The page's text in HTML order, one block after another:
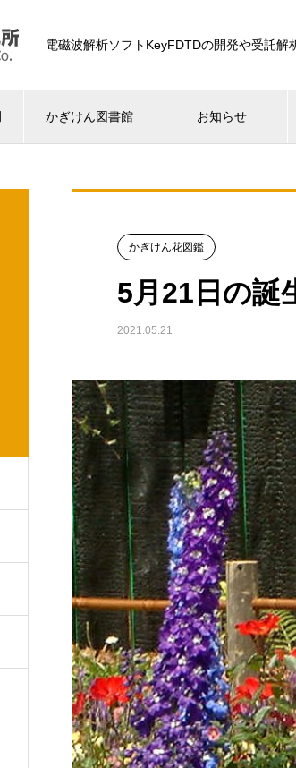
電磁波解析ソフトKeyFDTDの開発や受託解
かぎけん図書館 お知らせ
かぎけん花図鑑
5月21日の誕
2021.05.21